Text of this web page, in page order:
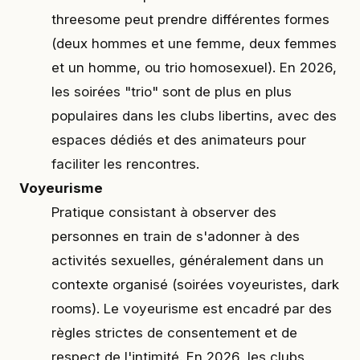
threesome peut prendre différentes formes
(deux hommes et une femme, deux femmes
et un homme, ou trio homosexuel). En 2026,
les soirées "trio" sont de plus en plus
populaires dans les clubs libertins, avec des
espaces dédiés et des animateurs pour
faciliter les rencontres.
Voyeurisme
Pratique consistant à observer des
personnes en train de s'adonner à des
activités sexuelles, généralement dans un
contexte organisé (soirées voyeuristes, dark
rooms). Le voyeurisme est encadré par des
règles strictes de consentement et de
respect de l'intimité. En 2026, les clubs